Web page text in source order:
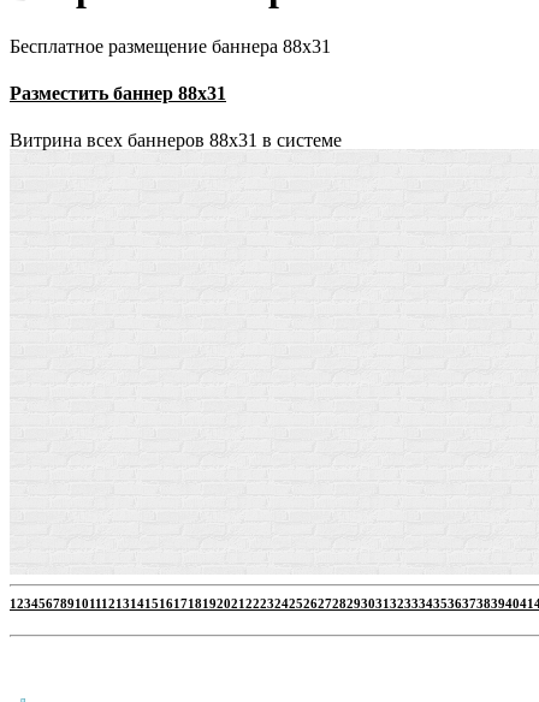
Бесплатное размещение баннера 88х31
Разместить баннер 88х31
Витрина всех баннеров 88x31 в системе
1234567891011121314151617181920212223242526272829303132333435363738394041